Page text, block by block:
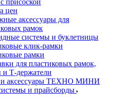
присоской
цен
аксессуары для
рамок
системы и буклетницы
клик-рамки
рамки
для пластиковых рамок,
и Т-держатели
и аксессуары ТЕХНО МИНИ
и прайсборды